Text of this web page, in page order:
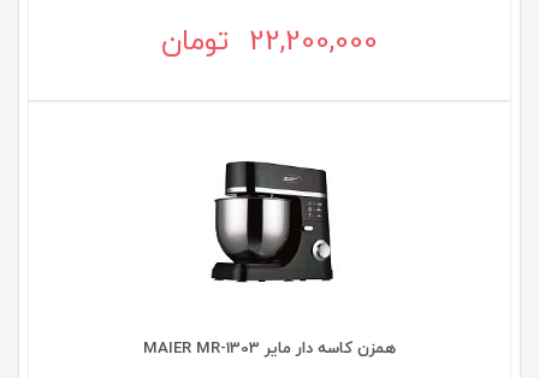
22,200,000 تومان
همزن کاسه دار مایر MAIER MR-1303